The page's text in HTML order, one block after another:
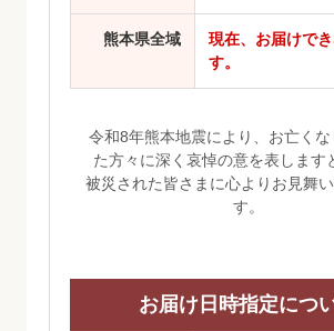
熊本県全域
現在、お届けで
す。
令和8年熊本地震により、お亡く
た方々に深く哀悼の意を表します
被災された皆さまに心よりお見舞
す。
お届け日時指定につ